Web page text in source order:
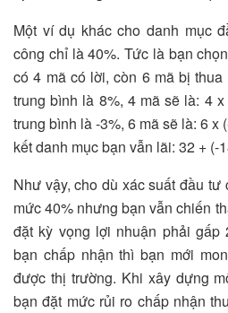
Một ví dụ khác cho danh mục
công chỉ là 40%. Tức là bạn
có 4 mã có lời, còn 6 mã bị
trung bình là 8%, 4 mã sẽ là: 4
trung bình là -3%, 6 mã sẽ là: 6 x
kết danh mục bạn vẫn lãi: 32 + (-
Như vậy, cho dù xác suất đầu
mức 40% nhưng bạn vẫn chiến
đặt kỳ vọng lợi nhuận phải
bạn chấp nhận thì bạn mới
được thị trường. Khi xây dựng
bạn đặt mức rủi ro chấp nhận